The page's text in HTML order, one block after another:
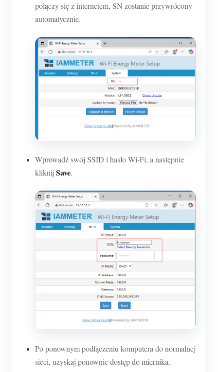
połączy się z internetem, SN zostanie przywrócony
automatycznie.
Wprowadź swój SSID i hasło Wi-Fi, a następnie
kliknij Save.
Po ponownym podłączeniu komputera do normalnej
sieci, uzyskaj ponownie dostęp do miernika.